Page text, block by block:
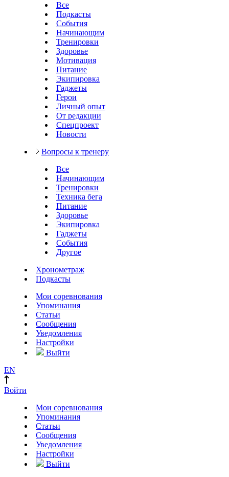
Все
Подкасты
События
Начинающим
Тренировки
Здоровье
Мотивация
Питание
Экипировка
Гаджеты
Герои
Личный опыт
От редакции
Спецпроект
Новости
Вопросы к тренеру
Все
Начинающим
Тренировки
Техника бега
Питание
Здоровье
Экипировка
Гаджеты
События
Другое
Хронометраж
Подкасты
Мои соревнования
Упоминания
Статьи
Сообщения
Уведомления
Настройки
Выйти
EN
Войти
Мои соревнования
Упоминания
Статьи
Сообщения
Уведомления
Настройки
Выйти